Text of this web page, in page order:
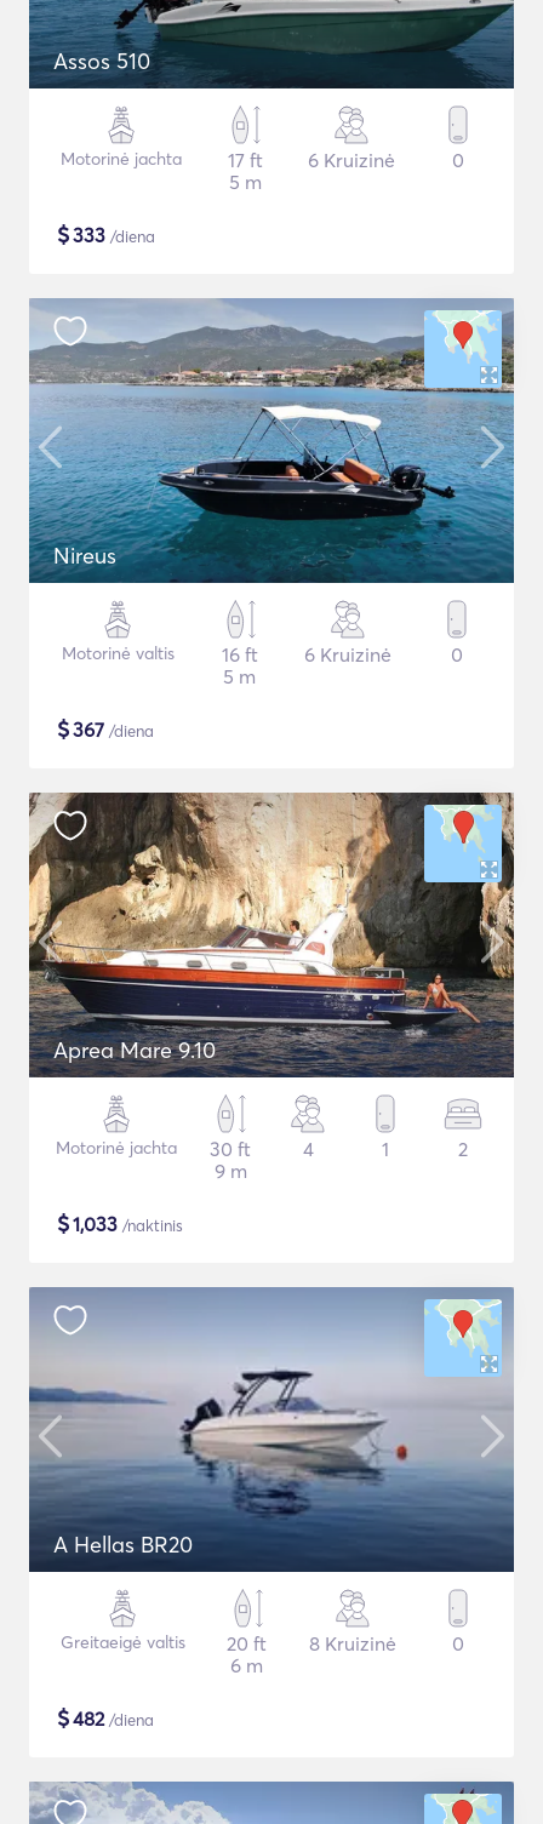
Assos 510
Motorinė jachta
17 ft
5 m
6 Kruizinė 0
$333 /diena
Nireus
Motorinė valtis
16 ft
5 m
6 Kruizinė 0
$367 /diena
Aprea Mare 9.10
Motorinė jachta
30 ft
9 m
4 1 2
$1,033 /naktinis
A Hellas BR20
Greitaeigė valtis
20 ft
6 m
8 Kruizinė 0
$482/diena